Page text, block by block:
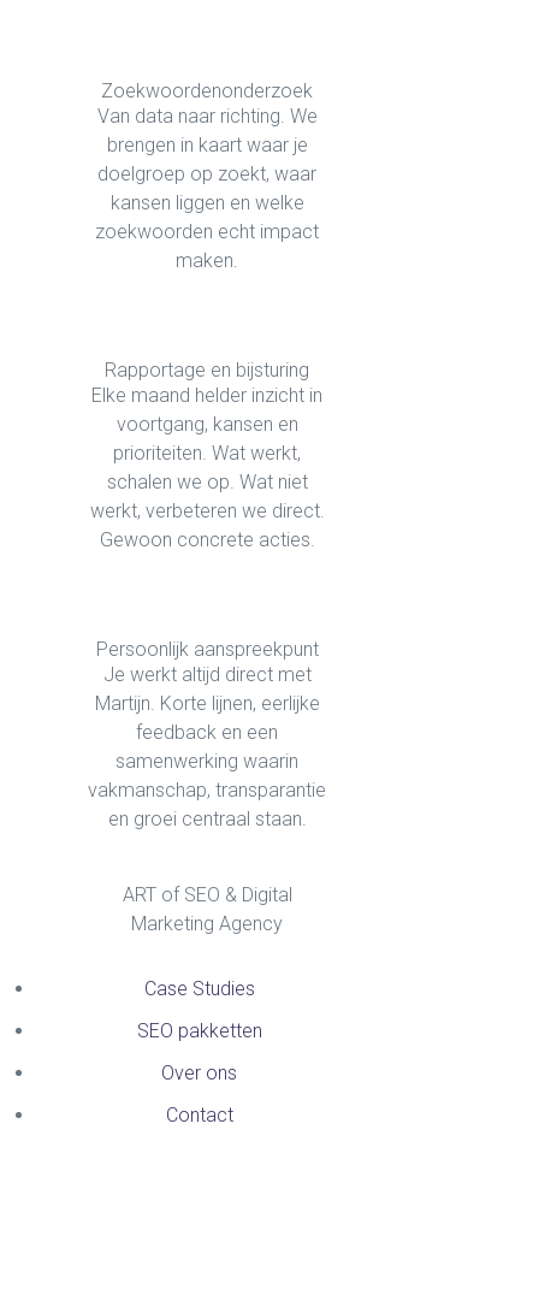
Zoekwoordenonderzoek
Van data naar richting. We
brengen in kaart waar je
doelgroep op zoekt, waar
kansen liggen en welke
zoekwoorden echt impact
maken.
Rapportage en bijsturing
Elke maand helder inzicht in
voortgang, kansen en
prioriteiten. Wat werkt,
schalen we op. Wat niet
werkt, verbeteren we direct.
Gewoon concrete acties.
Persoonlijk aanspreekpunt
Je werkt altijd direct met
Martijn. Korte lijnen, eerlijke
feedback en een
samenwerking waarin
vakmanschap, transparantie
en groei centraal staan.
ART of SEO & Digital
Marketing Agency
Case Studies
SEO pakketten
Over ons
Contact